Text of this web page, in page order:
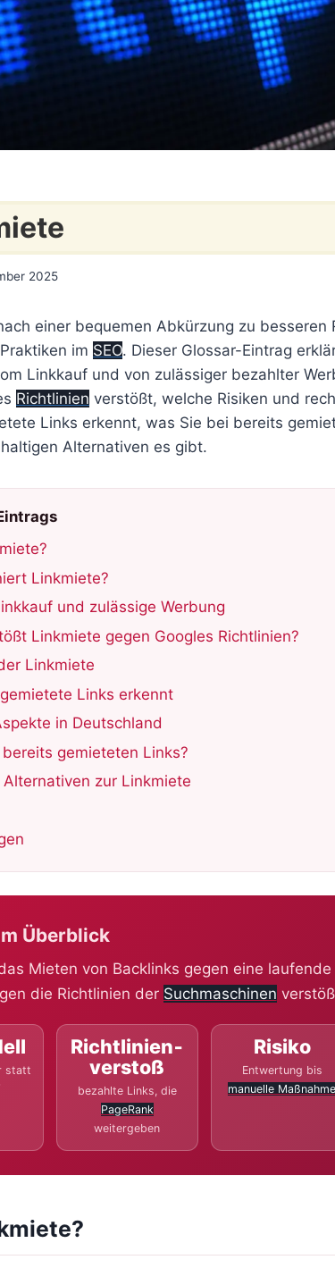
2025
einer bequemen Abkürzung zu besseren
im SEO. Dieser Glossar-Eintrag
Linkkauf und von zulässiger bezahlter
Richtlinien verstößt, welche Risiken und
Links erkennt, was Sie bei bereits
Alternativen es gibt.
Linkmiete?
und zulässige Werbung
Linkmiete gegen Googles Richtlinien?
Linkmiete
Links erkennt
in Deutschland
gemieteten Links?
zur Linkmiete
Überblick
Mieten von Backlinks gegen eine
die Richtlinien der Suchmaschinen
statt
Richtlinien­
verstoß
bezahlte Links, die
PageRank
weitergeben
Risiko
Entwertung bis
manuelle Maßnahme